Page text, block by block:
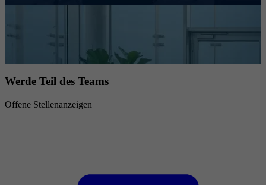
Werde Teil des Teams
Offene Stellenanzeigen